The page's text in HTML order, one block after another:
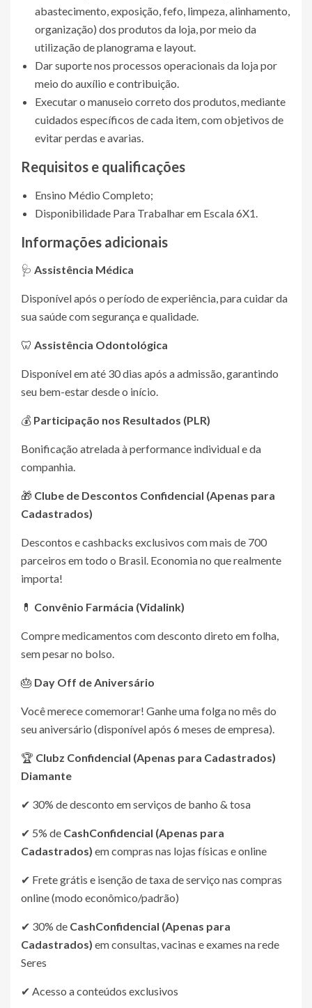
abastecimento, exposição, fefo, limpeza, alinhamento,
organização) dos produtos da loja, por meio da
utilização de planograma e layout.
Dar suporte nos processos operacionais da loja por
meio do auxílio e contribuição.
Executar o manuseio correto dos produtos, mediante
cuidados específicos de cada item, com objetivos de
evitar perdas e avarias.
Requisitos e qualificações
Ensino Médio Completo;
Disponibilidade Para Trabalhar em Escala 6X1.
Informações adicionais
🩺 Assistência Médica
Disponível após o período de experiência, para cuidar da
sua saúde com segurança e qualidade.
🦷 Assistência Odontológica
Disponível em até 30 dias após a admissão, garantindo
seu bem-estar desde o início.
💰 Participação nos Resultados (PLR)
Bonificação atrelada à performance individual e da
companhia.
🎁 Clube de Descontos Confidencial (Apenas para
Cadastrados)
Descontos e cashbacks exclusivos com mais de 700
parceiros em todo o Brasil. Economia no que realmente
importa!
💊 Convênio Farmácia (Vidalink)
Compre medicamentos com desconto direto em folha,
sem pesar no bolso.
🎂 Day Off de Aniversário
Você merece comemorar! Ganhe uma folga no mês do
seu aniversário (disponível após 6 meses de empresa).
🏆 Clubz Confidencial (Apenas para Cadastrados)
Diamante
✔ 30% de desconto em serviços de banho & tosa
✔ 5% de CashConfidencial (Apenas para
Cadastrados) em compras nas lojas físicas e online
✔ Frete grátis e isenção de taxa de serviço nas compras
online (modo econômico/padrão)
✔ 30% de CashConfidencial (Apenas para
Cadastrados) em consultas, vacinas e exames na rede
Seres
✔ Acesso a conteúdos exclusivos